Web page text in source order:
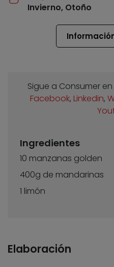
Invierno, Otoño
Sigue a Consumer en
Facebook, Linkedin,
Ingredientes
10 manzanas golden
400g de mandarinas
1 limón
Elaboración